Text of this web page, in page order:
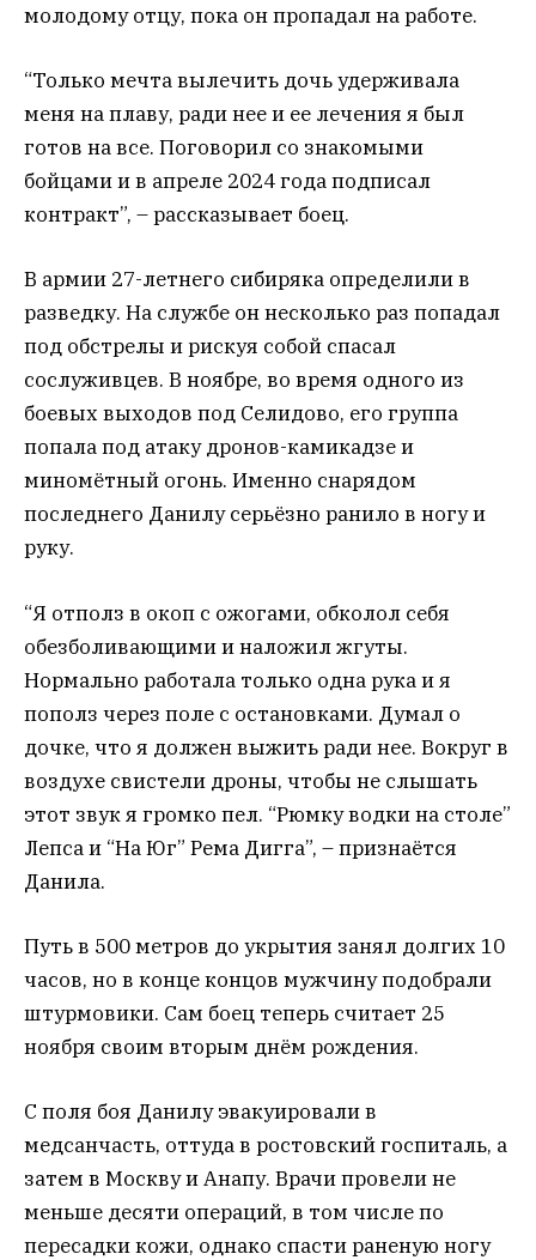
молодому отцу, пока он пропадал на работе.
“Только мечта вылечить дочь удерживала
меня на плаву, ради нее и ее лечения я был
готов на все. Поговорил со знакомыми
бойцами и в апреле 2024 года подписал
контракт”, – рассказывает боец.
В армии 27-летнего сибиряка определили в
разведку. На службе он несколько раз попадал
под обстрелы и рискуя собой спасал
сослуживцев. В ноябре, во время одного из
боевых выходов под Селидово, его группа
попала под атаку дронов-камикадзе и
миномётный огонь. Именно снарядом
последнего Данилу серьёзно ранило в ногу и
руку.
“Я отполз в окоп с ожогами, обколол себя
обезболивающими и наложил жгуты.
Нормально работала только одна рука и я
пополз через поле с остановками. Думал о
дочке, что я должен выжить ради нее. Вокруг в
воздухе свистели дроны, чтобы не слышать
этот звук я громко пел. “Рюмку водки на столе”
Лепса и “На Юг” Рема Дигга”, – признаётся
Данила.
Путь в 500 метров до укрытия занял долгих 10
часов, но в конце концов мужчину подобрали
штурмовики. Сам боец теперь считает 25
ноября своим вторым днём рождения.
С поля боя Данилу эвакуировали в
медсанчасть, оттуда в ростовский госпиталь, а
затем в Москву и Анапу. Врачи провели не
меньше десяти операций, в том числе по
пересадки кожи, однако спасти раненую ногу